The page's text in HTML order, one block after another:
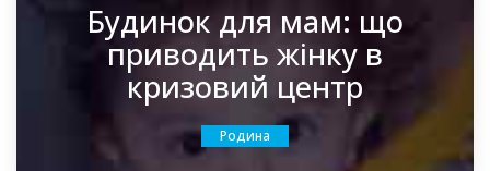
Будинок для мам: що
приводить жінку в
кризовий центр
Родина